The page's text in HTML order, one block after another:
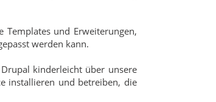
Templates und Erweiterungen,
werden kann.
kinderleicht über unsere
installieren und betreiben, die